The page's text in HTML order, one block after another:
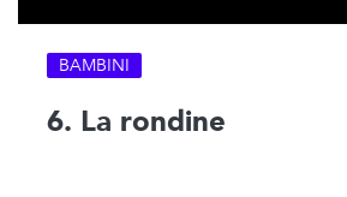
BAMBINI
6. La rondine